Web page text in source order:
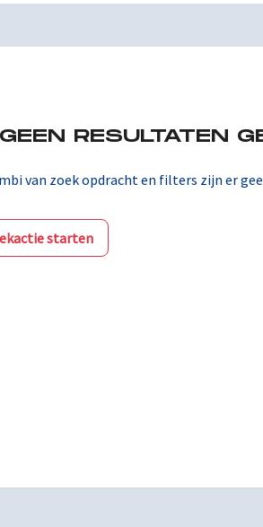
RESULTATEN
van zoek opdracht en filters zijn er
starten